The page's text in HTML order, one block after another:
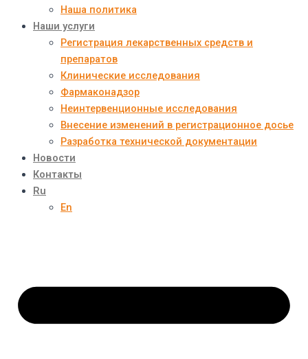
Наша политика
Наши услуги
Регистрация лекарственных средств и
препаратов
Клинические исследования
Фармаконадзор
Неинтервенционные исследования
Внесение изменений в регистрационное досье
Разработка технической документации
Новости
Контакты
Ru
En